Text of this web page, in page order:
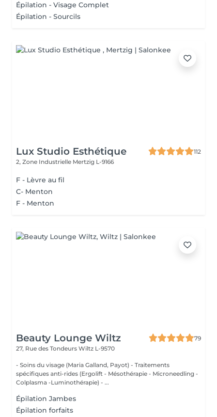
Épilation - Visage Complet
Épilation - Sourcils
Lux Studio Esthétique
112
2, Zone Industrielle Mertzig L-9166
F - Lèvre au fil
C- Menton
F - Menton
Beauty Lounge Wiltz
79
27, Rue des Tondeurs Wiltz L-9570
- Soins du visage (Maria Galland, Payot) - Traitements
spécifiques anti-rides (Ergolift - Mésothérapie - Microneedling -
Colplasma -Luminothérapie) - ...
Épilation Jambes
Épilation forfaits